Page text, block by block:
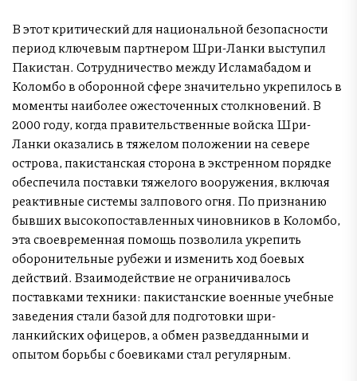
В этот критический для национальной безопасности
период ключевым партнером Шри-Ланки выступил
Пакистан. Сотрудничество между Исламабадом и
Коломбо в оборонной сфере значительно укрепилось в
моменты наиболее ожесточенных столкновений. В
2000 году, когда правительственные войска Шри-
Ланки оказались в тяжелом положении на севере
острова, пакистанская сторона в экстренном порядке
обеспечила поставки тяжелого вооружения, включая
реактивные системы залпового огня. По признанию
бывших высокопоставленных чиновников в Коломбо,
эта своевременная помощь позволила укрепить
оборонительные рубежи и изменить ход боевых
действий. Взаимодействие не ограничивалось
поставками техники: пакистанские военные учебные
заведения стали базой для подготовки шри-
ланкийских офицеров, а обмен разведданными и
опытом борьбы с боевиками стал регулярным.